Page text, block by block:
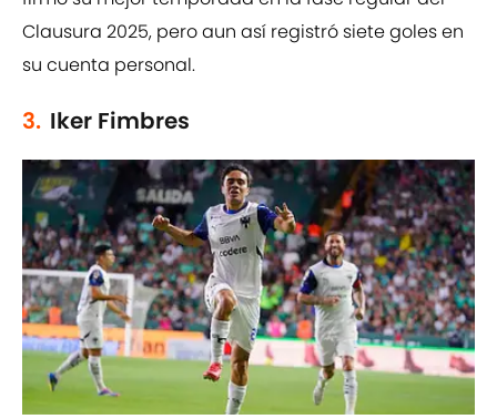
Clausura 2025, pero aun así registró siete goles en
su cuenta personal.
3. Iker Fimbres